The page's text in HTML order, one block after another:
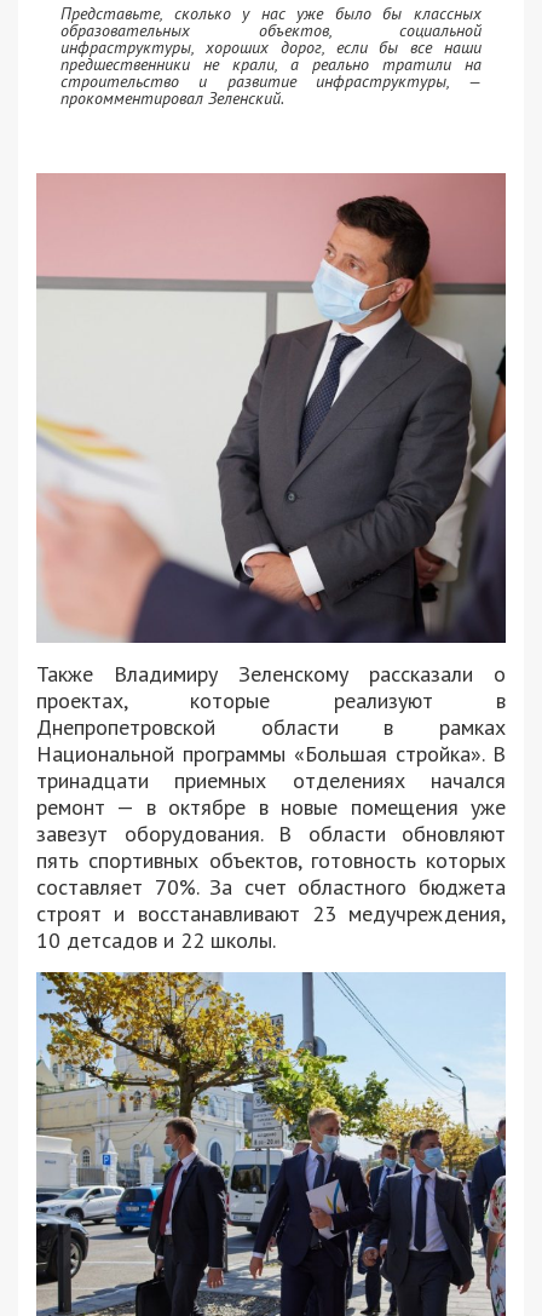
Представьте, сколько у нас уже было бы классных
образовательных объектов, социальной
инфраструктуры, хороших дорог, если бы все наши
предшественники не крали, а реально тратили на
строительство и развитие инфраструктуры, —
прокомментировал Зеленский.
Также Владимиру Зеленскому рассказали о
проектах, которые реализуют в
Днепропетровской области в рамках
Национальной программы «Большая стройка». В
тринадцати приемных отделениях начался
ремонт — в октябре в новые помещения уже
завезут оборудования. В области обновляют
пять спортивных объектов, готовность которых
составляет 70%. За счет областного бюджета
строят и восстанавливают 23 медучреждения,
10 детсадов и 22 школы.